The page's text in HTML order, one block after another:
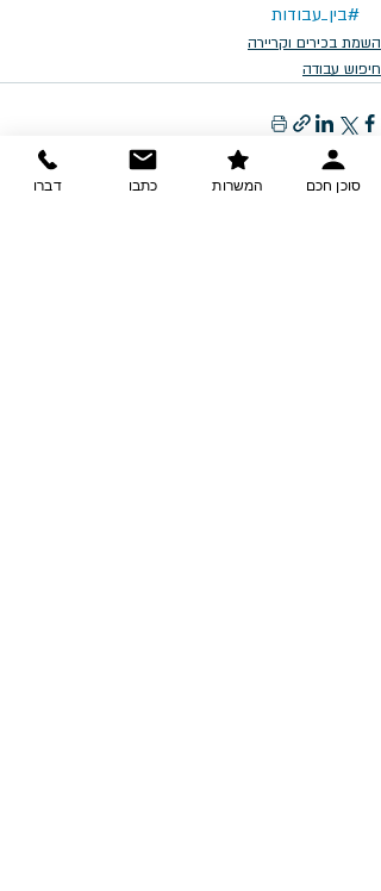
#בין_עבודות
השמת בכירים וקריירה
חיפוש עבודה
דברו כתבו המשרות סוכן חכם